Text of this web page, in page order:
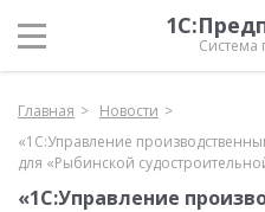
Система
Главная
Новости
«1С:Управление
для «Рыбинской
«1С:Управление